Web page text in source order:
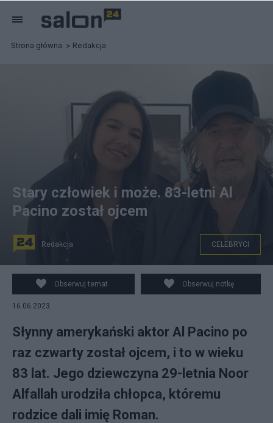
Strona główna Redakcja
(Noor Alfallah i Al Pacino. Fot. Instagram/Noor Alfallah)
Stary człowiek i może. 83-letni Al
Pacino został ojcem
Redakcja CELEBRYCI
Obserwuj temat Obserwuj notkę
16.06.2023
Słynny amerykański aktor Al Pacino po
raz czwarty został ojcem, i to w wieku
83 lat. Jego dziewczyna 29-letnia Noor
Alfallah urodziła chłopca, któremu
rodzice dali imię Roman.